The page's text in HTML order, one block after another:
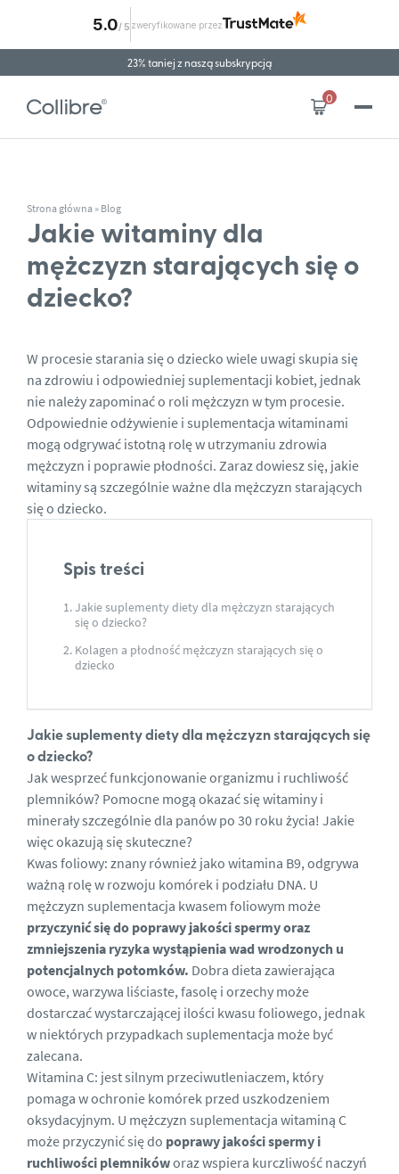
23% taniej z naszą subskrypcją
Wysyłka za granicę
0
Strona główna » Blog
Jakie witaminy dla
mężczyzn starających się o
dziecko?
W procesie starania się o dziecko wiele uwagi skupia się
na zdrowiu i odpowiedniej suplementacji kobiet, jednak
nie należy zapominać o roli mężczyzn w tym procesie.
Odpowiednie odżywienie i suplementacja witaminami
mogą odgrywać istotną rolę w utrzymaniu zdrowia
mężczyzn i poprawie płodności. Zaraz dowiesz się, jakie
witaminy są szczególnie ważne dla mężczyzn starających
się o dziecko.
Spis treści
Jakie suplementy diety dla mężczyzn starających
się o dziecko?
Kolagen a płodność mężczyzn starających się o
dziecko
Jakie suplementy diety dla mężczyzn starających się
o dziecko?
Jak wesprzeć funkcjonowanie organizmu i ruchliwość
plemników? Pomocne mogą okazać sięwitaminy i
minerały szczególnie dla panów po 30 roku życia! Jakie
więc okazują się skuteczne?
Kwas foliowy: znany również jako witamina B9, odgrywa
ważną rolę w rozwoju komórek i podziału DNA. U
mężczyzn suplementacja kwasem foliowym może
przyczynić się do poprawy jakości spermyoraz
zmniejszenia ryzyka wystąpienia wad wrodzonych u
potencjalnych potomków. Dobra dieta zawierająca
owoce, warzywa liściaste, fasolę i orzechy może
dostarczać wystarczającej ilości kwasu foliowego, jednak
w niektórych przypadkach suplementacja może być
zalecana.
Witamina C: jest silnym przeciwutleniaczem, który
pomaga w ochronie komórek przed uszkodzeniem
oksydacyjnym. U mężczyzn suplementacja witaminą C
może przyczynić się do poprawy jakości spermy i
ruchliwości plemnikóworaz wspiera kurczliwość naczyń
5.0/ 5 zweryfikowane przez